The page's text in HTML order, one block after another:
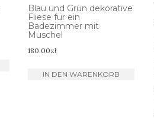
Blau und Grün dekorative
Fliese für ein
Badezimmer mit
Muschel
180.00zł
IN DEN WARENKORB